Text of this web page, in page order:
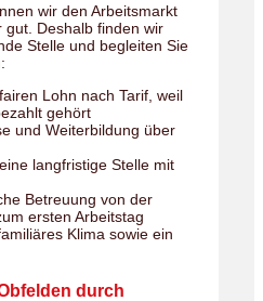
wir den Arbeitsmarkt
gut. Deshalb finden wir
Stelle und begleiten Sie
Lohn nach Tarif, weil
gehört
und Weiterbildung über
langfristige Stelle mit
Betreuung von der
ersten Arbeitstag
Klima sowie ein
durch